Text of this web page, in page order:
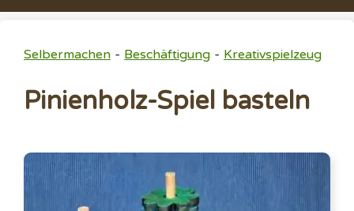
Selbermachen - Beschäftigung - Kreativspielzeug
Pinienholz-Spiel basteln